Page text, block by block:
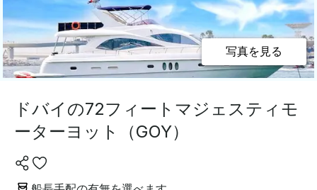
写真を見る
ドバイの72フィートマジェスティモ
ーターヨット（GOY）